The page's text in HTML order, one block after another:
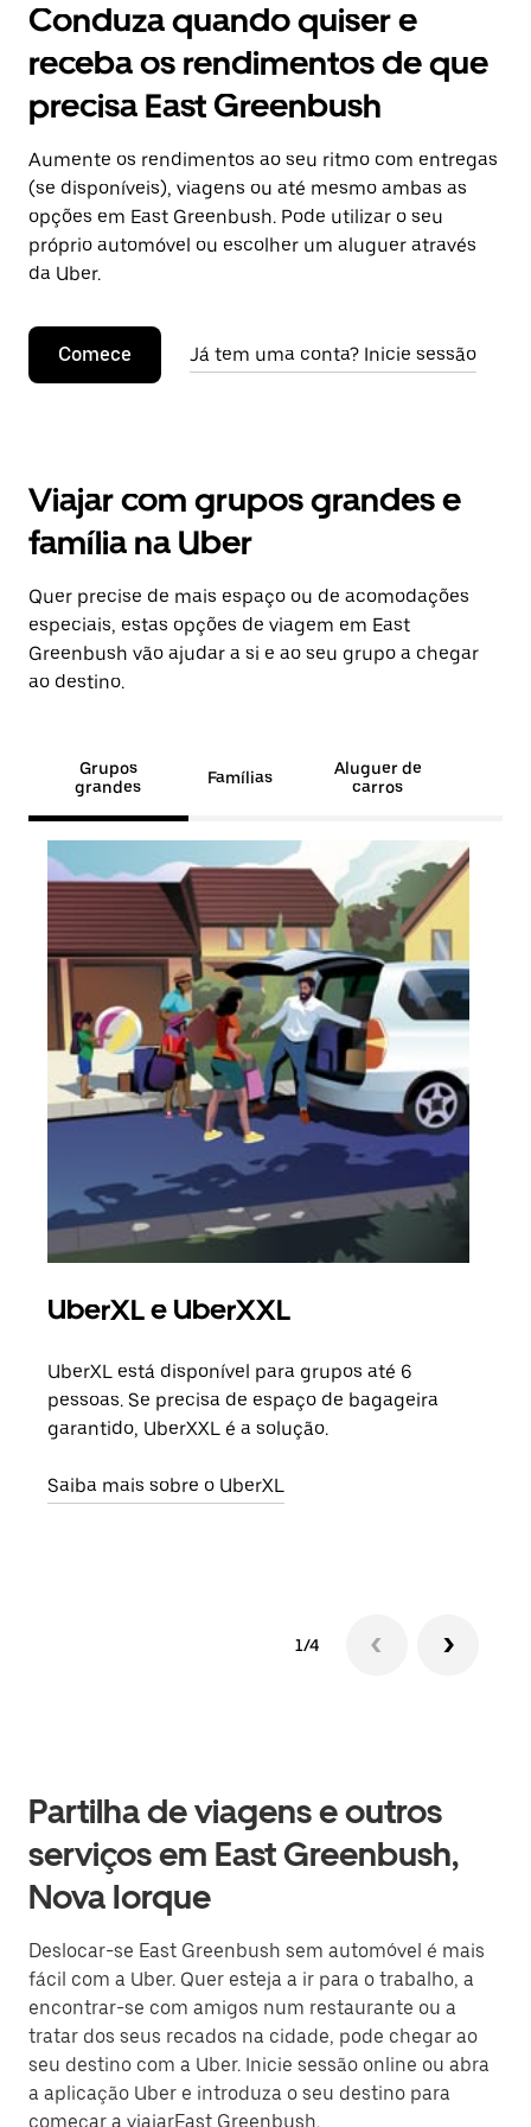
Conduza quando quiser e
receba os rendimentos de que
precisa East Greenbush
Aumente os rendimentos ao seu ritmo com entregas
(se disponíveis), viagens ou até mesmo ambas as
opções em East Greenbush. Pode utilizar o seu
próprio automóvel ou escolher um aluguer através
da Uber.
Comece Já tem uma conta? Inicie sessão
Viajar com grupos grandes e
família na Uber
Quer precise de mais espaço ou de acomodações
especiais, estas opções de viagem em East
Greenbush vão ajudar a si e ao seu grupo a chegar
ao destino.
Grupos
grandes
Famílias
Aluguer de
carros
UberXL e UberXXL
UberXL está disponível para grupos até 6
pessoas. Se precisa de espaço de bagageira
garantido, UberXXL é a solução.
Saiba mais sobre o UberXL
1/4
Partilha de viagens e outros
serviços em East Greenbush,
Nova Iorque
Deslocar-se East Greenbush sem automóvel é mais
fácil com a Uber. Quer esteja a ir para o trabalho, a
encontrar-se com amigos num restaurante ou a
tratar dos seus recados na cidade, pode chegar ao
seu destino com a Uber. Inicie sessão online ou abra
a aplicação Uber e introduza o seu destino para
começar a viajarEast Greenbush.